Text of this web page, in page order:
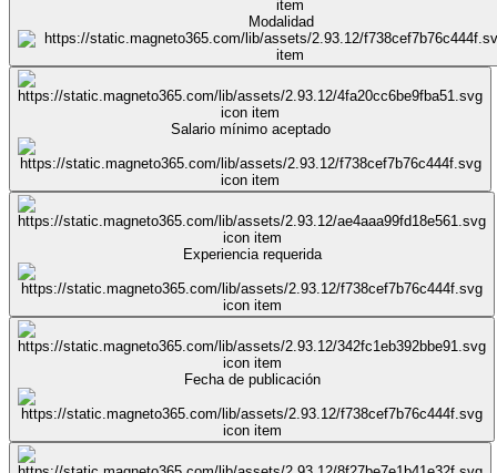
Modalidad
Salario mínimo aceptado
Experiencia requerida
Fecha de publicación